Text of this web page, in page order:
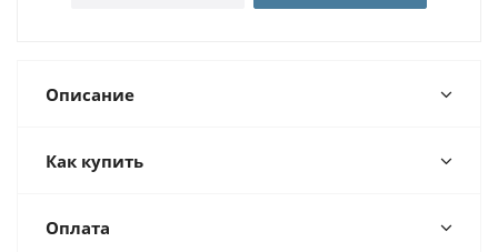
Описание
Как купить
Оплата